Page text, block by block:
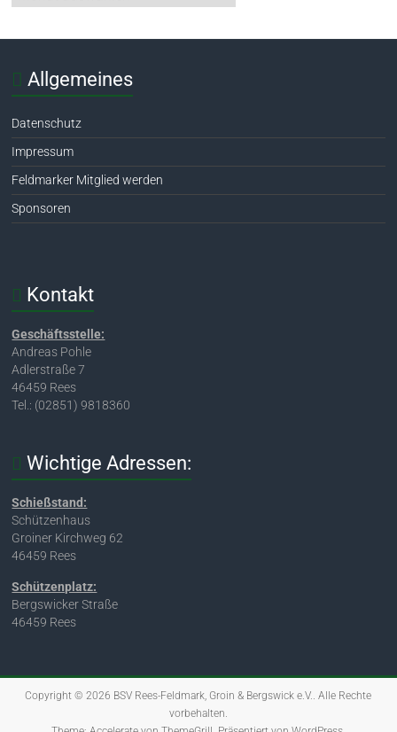
Allgemeines
Datenschutz
Impressum
Feldmarker Mitglied werden
Sponsoren
Kontakt
Geschäftsstelle:
Andreas Pohle
Adlerstraße 7
46459 Rees
Tel.: (02851) 9818360
Wichtige Adressen:
Schießstand:
Schützenhaus
Groiner Kirchweg 62
46459 Rees
Schützenplatz:
Bergswicker Straße
46459 Rees
Copyright © 2026 BSV Rees-Feldmark, Groin & Bergswick e.V.. Alle Rechte
vorbehalten.